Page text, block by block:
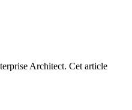
Architect. Cet article